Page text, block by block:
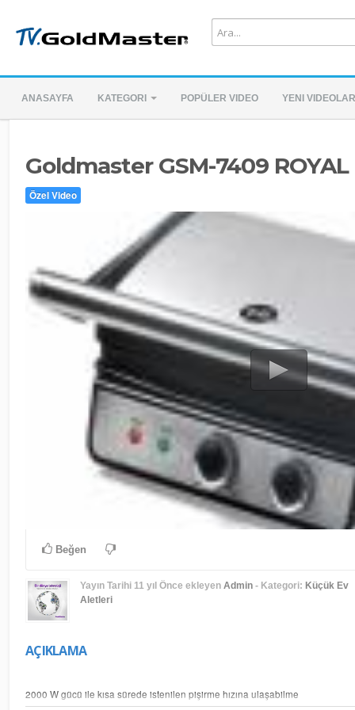
ANASAYFA KATEGORI POPÜLER VIDEO YENI VIDEOLAR
Goldmaster GSM-7409
Özel Video
Beğen
Yayın Tarihi 11 yıl Önce ekleyen Admin- Kategori: Küçük Ev
Aletleri
AÇIKLAMA
2000 W gücü ile kısa sürede istenilen pişirme hızına ulaşabilme